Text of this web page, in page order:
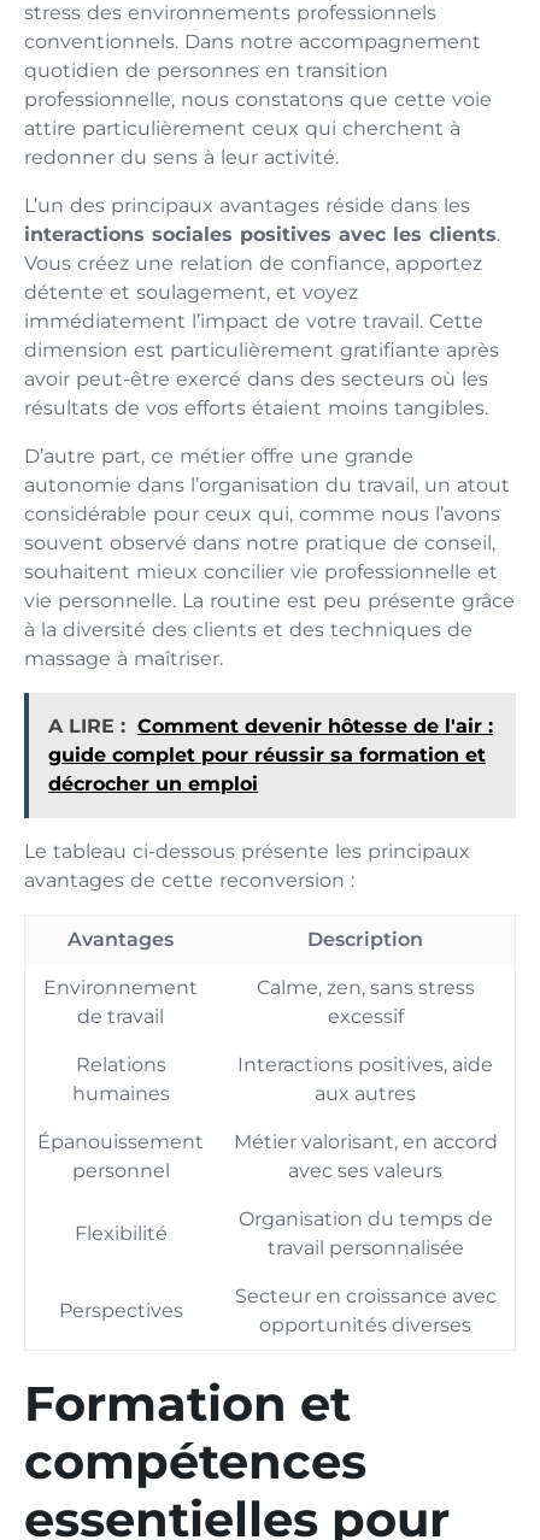
stress des environnements professionnels
conventionnels. Dans notre accompagnement
quotidien de personnes en transition
professionnelle, nous constatons que cette voie
attire particulièrement ceux qui cherchent à
redonner du sens à leur activité.
L’un des principaux avantages réside dans les
interactions sociales positives avec les clients.
Vous créez une relation de confiance, apportez
détente et soulagement, et voyez
immédiatement l’impact de votre travail. Cette
dimension est particulièrement gratifiante après
avoir peut-être exercé dans des secteurs où les
résultats de vos efforts étaient moins tangibles.
D’autre part, ce métier offre une grande
autonomie dans l’organisation du travail, un atout
considérable pour ceux qui, comme nous l’avons
souvent observé dans notre pratique de conseil,
souhaitent mieux concilier vie professionnelle et
vie personnelle. La routine est peu présente grâce
à la diversité des clients et des techniques de
massage à maîtriser.
A LIRE : Comment devenir hôtesse de l'air :
guide complet pour réussir sa formation et
décrocher un emploi
Le tableau ci-dessous présente les principaux
avantages de cette reconversion :
Avantages Description
Environnement
de travail
Calme, zen, sans stress
excessif
Relations
humaines
Interactions positives, aide
aux autres
Épanouissement
personnel
Métier valorisant, en accord
avec ses valeurs
Flexibilité
Organisation du temps de
travail personnalisée
Perspectives
Secteur en croissance avec
opportunités diverses
Formation et
compétences
essentielles pour